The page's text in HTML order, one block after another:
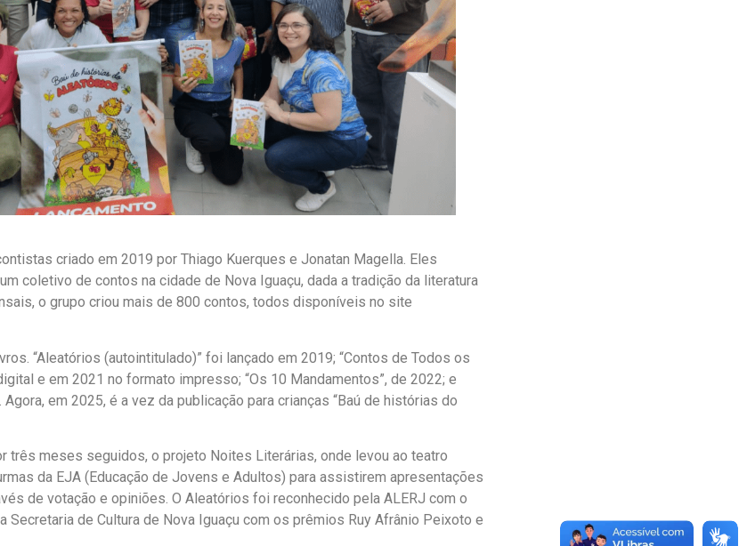
criado em 2019 por Thiago Kuerques e Jonatan Magella. Eles
coletivo de contos na cidade de Nova Iguaçu, dada a tradição da literatura
o grupo criou mais de 800 contos, todos disponíveis no site
“Aleatórios (autointitulado)” foi lançado em 2019; “Contos de Todos os
e em 2021 no formato impresso; “Os 10 Mandamentos”, de 2022; e
em 2025, é a vez da publicação para crianças “Baú de histórias do
três meses seguidos, o projeto Noites Literárias, onde levou ao teatro
da EJA (Educação de Jovens e Adultos) para assistirem apresentações
de votação e opiniões. O Aleatórios foi reconhecido pela ALERJ com o
Secretaria de Cultura de Nova Iguaçu com os prêmios Ruy Afrânio Peixoto e